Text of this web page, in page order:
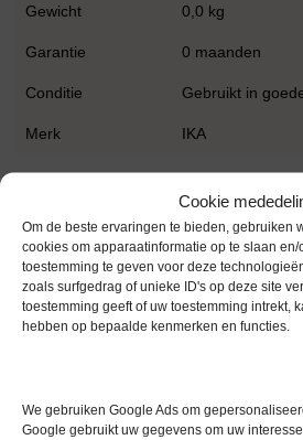
Cookie
Om de beste ervaringen te bieden, gebruiken
cookies om apparaatinformatie op te slaan
toestemming te geven voor deze
zoals surfgedrag of unieke ID's op deze site
toestemming geeft of uw toestemming intrekt,
hebben op bepaalde kenmerken en functies.
We gebruiken Google Ads om
Google gebruikt uw gegevens om uw
Gewicht 0,0 kg
Garantie 0 maanden
Conditie Gebruikt in
Merk IKA
Gerelateerde